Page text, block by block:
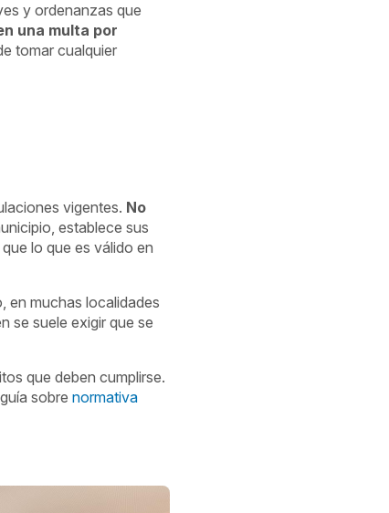
y ordenanzas que
una multa por
tomar cualquier
vigentes. No
establece sus
lo que es válido en
en muchas localidades
se suele exigir que se
que deben cumplirse.
sobre normativa